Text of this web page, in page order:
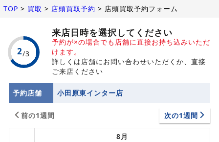
TOP > 買取 > 店頭買取予約 > 店頭買取予約フォーム
来店日時を選択してください
予約が×の場合でも店舗に直接お持ち込みいただ
けます。
詳しくは店舗にお問い合わせいただくか、直接
ご来店ください
予約店舗 小田原東インター店
前の1週間 次の1週間
8月